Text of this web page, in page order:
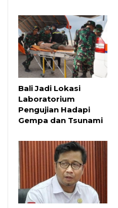
Bali Jadi Lokasi
Laboratorium
Pengujian Hadapi
Gempa dan Tsunami